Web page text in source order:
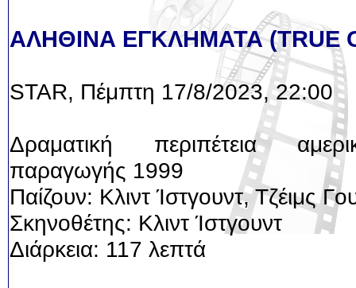
ΑΛΗΘΙΝΑ ΕΓΚΛΗΜΑΤΑ (TRUE
STAR, Πέμπτη 17/8/2023, 22:00
Δραματική περιπέτεια
παραγωγής 1999
Παίζουν: Κλιντ Ίστγουντ, Τζέιμς
Σκηνοθέτης: Κλιντ Ίστγουντ
Διάρκεια: 117 λεπτά